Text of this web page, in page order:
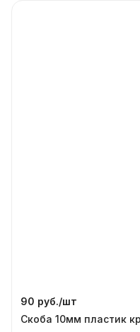
90 руб./шт
Скоба 10мм пластик